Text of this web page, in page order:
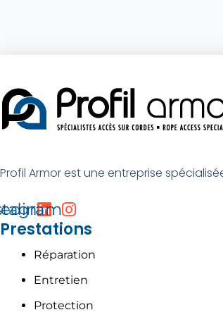
Profil Armor est une entreprise
Prestations
Réparation
Entretien
Protection